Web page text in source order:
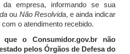
empresa, informando se sua
ou Não Resolvida, e ainda indicar
o atendimento recebido.
que o Consumidor.gov.br não
pelos Órgãos de Defesa do